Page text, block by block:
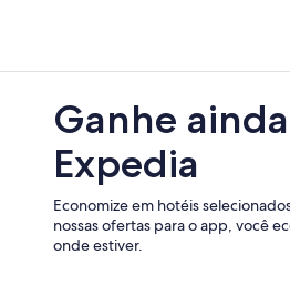
Ganhe
Expedia
Economize em hotéis
nossas ofertas para o app, você
onde estiver.